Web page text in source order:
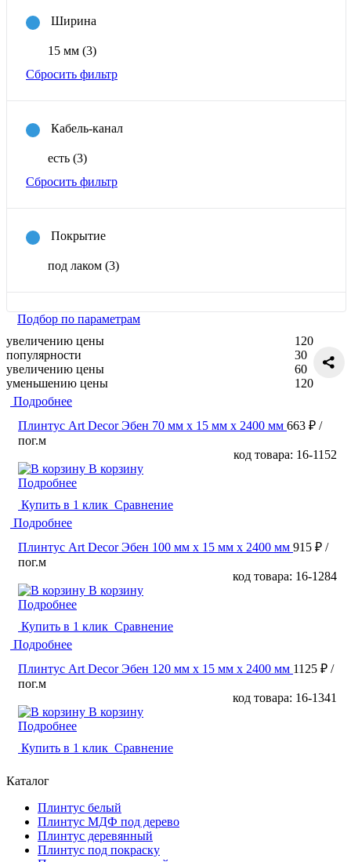
Ширина
15 мм (3)
Сбросить фильтр
Кабель-канал
есть (3)
Сбросить фильтр
Покрытие
под лаком (3)
Подбор по параметрам
увеличению цены
популярности
увеличению цены
уменьшению цены
120
30
60
120
Подробнее
Плинтус Art Decor Эбен 70 мм х 15 мм х 2400 мм 663 ₽ /
пог.м
код товара: 16-1152
В корзину
Подробнее
Купить в 1 клик Сравнение
Подробнее
Плинтус Art Decor Эбен 100 мм х 15 мм х 2400 мм 915 ₽ /
пог.м
код товара: 16-1284
В корзину
Подробнее
Купить в 1 клик Сравнение
Подробнее
Плинтус Art Decor Эбен 120 мм х 15 мм х 2400 мм 1125 ₽ /
пог.м
код товара: 16-1341
В корзину
Подробнее
Купить в 1 клик Сравнение
Каталог
Плинтус белый
Плинтус МДФ под дерево
Плинтус деревянный
Плинтус под покраску